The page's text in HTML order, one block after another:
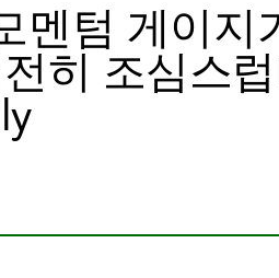
멘텀 게이지
히 ​​조심스